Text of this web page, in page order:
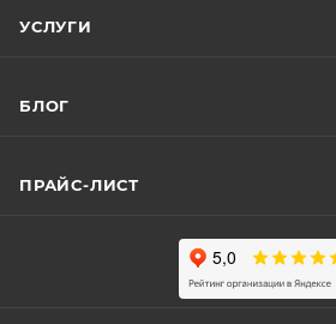
УСЛУГИ
БЛОГ
ПРАЙС-ЛИСТ